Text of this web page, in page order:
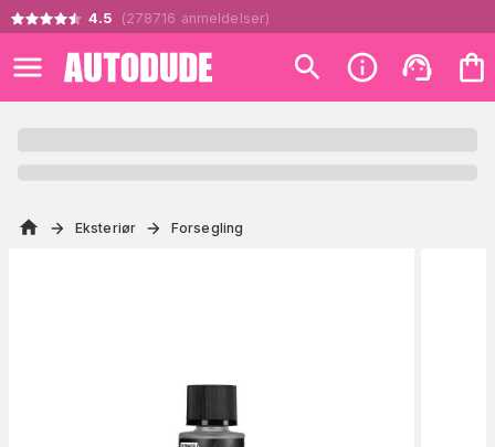
4.5 (278716 anmeldelser)
Eksteriør Forsegling